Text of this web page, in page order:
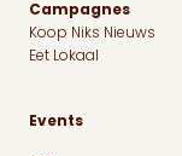
Campagnes
Koop Niks Nieuws
Eet Lokaal
Events